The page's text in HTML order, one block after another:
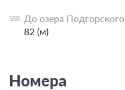
До озера Подгорского
82 (м)
Номера